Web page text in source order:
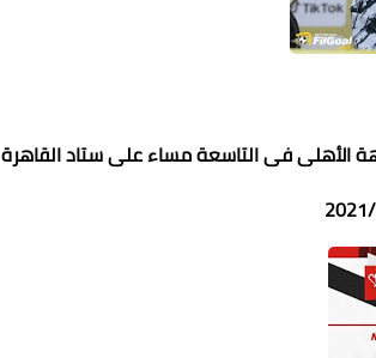
الأهلى فى التاسعة مساء على ستاد القاهرة